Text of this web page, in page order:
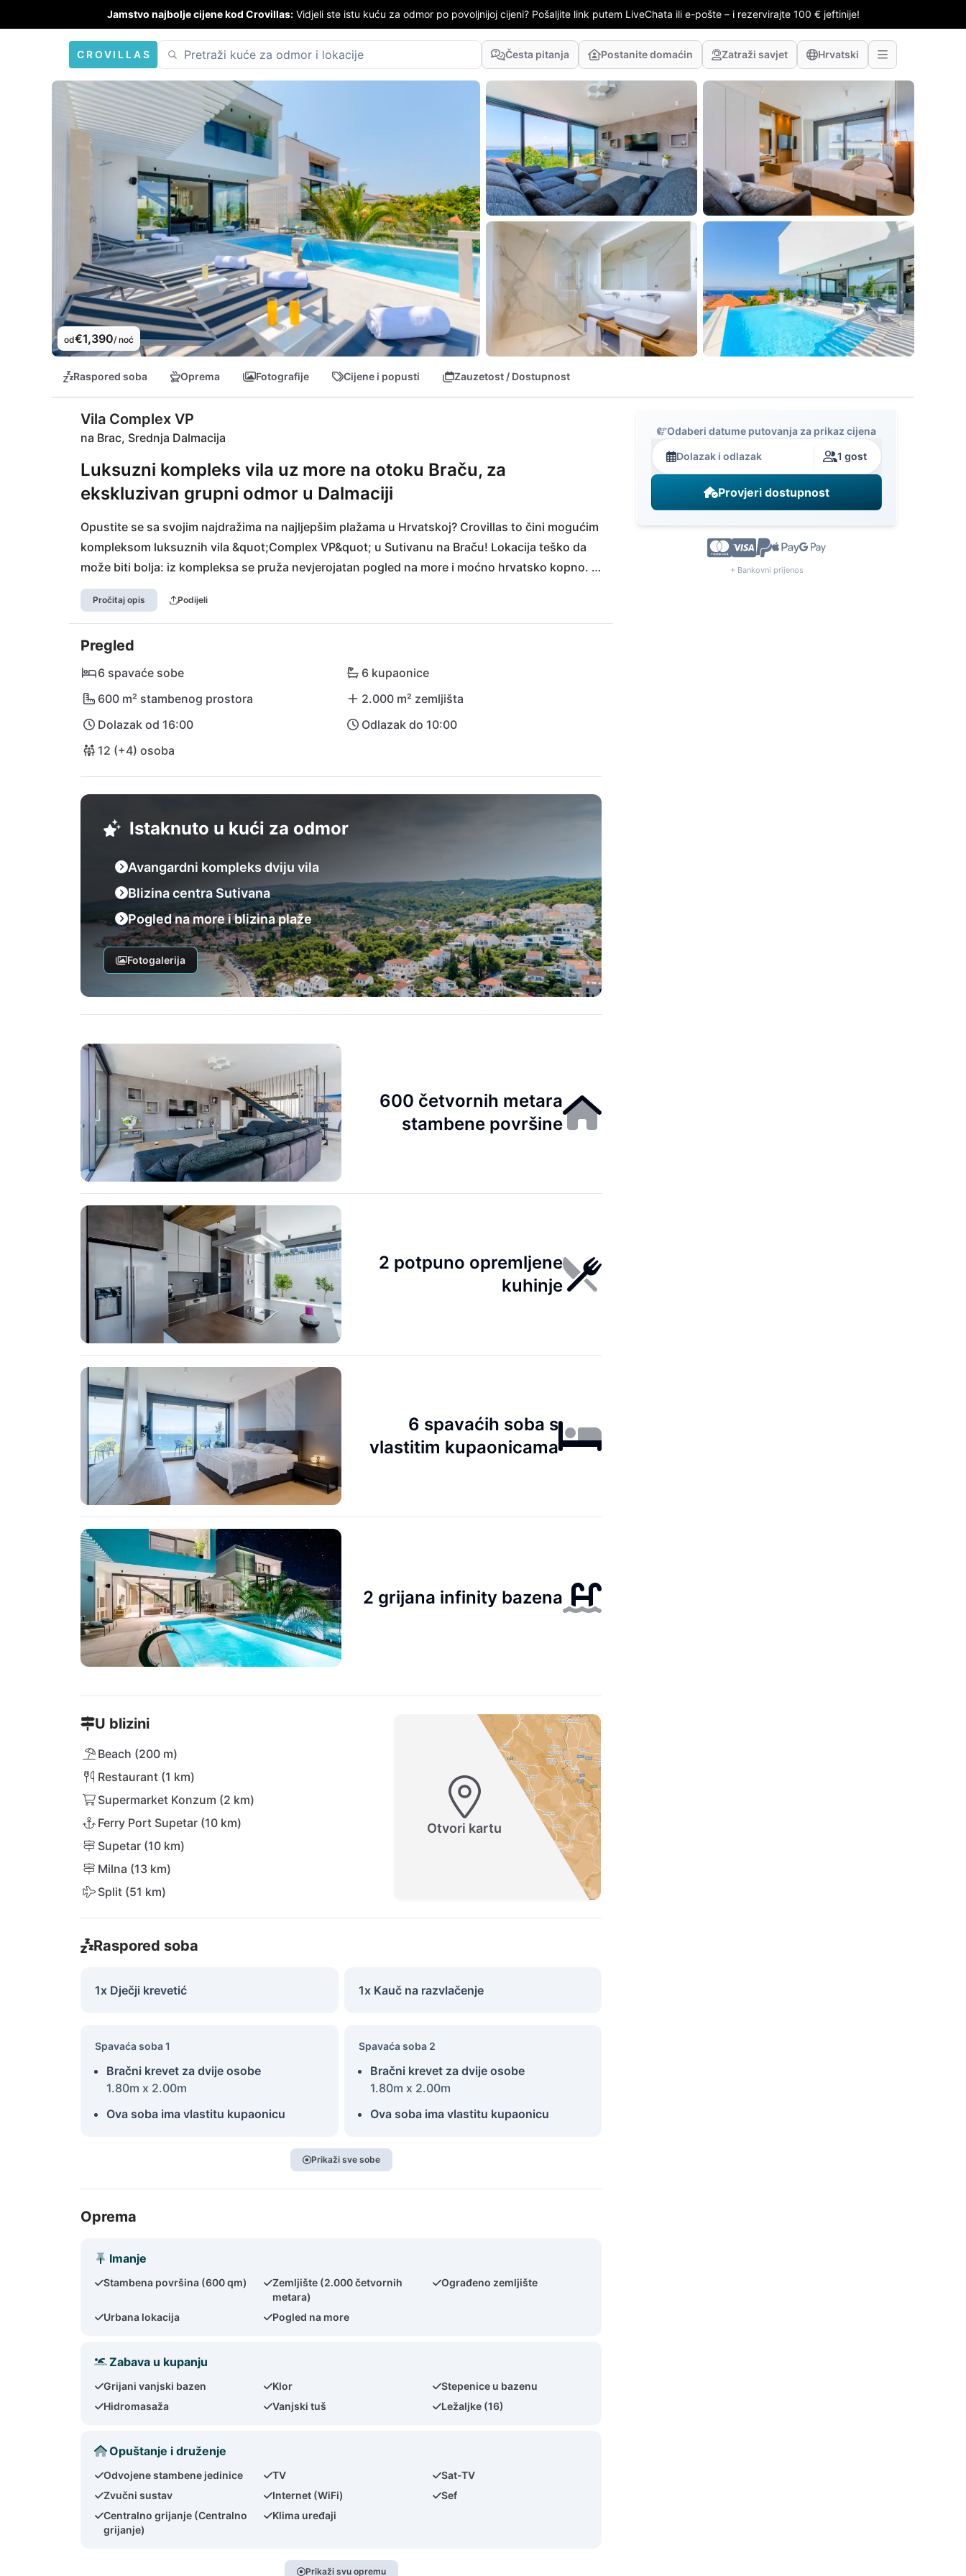
Jamstvo najbolje cijene kod Crovillas: Vidjeli ste istu kuću za odmor po povoljnijoj cijeni? Pošaljite link putem LiveChata ili e-pošte – i rezervirajte 100 € jeftinije!
CROVILLAS Česta pitanja Postanite domaćin Zatraži savjet Hrvatski
od€1,390/ noć
Raspored soba Oprema Fotografije Cijene i popusti Zauzetost / Dostupnost
Vila Complex VP
na Brac, Srednja Dalmacija
Luksuzni kompleks vila uz more na otoku Braču, za
ekskluzivan grupni odmor u Dalmaciji
Opustite se sa svojim najdražima na najljepšim plažama u Hrvatskoj? Crovillas to čini mogućim
kompleksom luksuznih vila &quot;Complex VP&quot; u Sutivanu na Braču! Lokacija teško da
može biti bolja: iz kompleksa se pruža nevjerojatan pogled na more i moćno hrvatsko kopno.
Unutar pješačke udaljenosti ne samo da možete doći do prekrasnih otočkih plaža, već i do svih
drugih potrepština kao što su restorani, barovi, supermarketi ili živahno središte Sutivana. Na
otok možete doći trajektom iz Splita, a najbliža međunarodna zračna luka na kopnu udaljena je
nešto više od sat vremena.
Pročitaj opis Podijeli
Pregled
6 spavaće sobe
6 kupaonice
600 m² stambenog prostora
2.000 m² zemljišta
Dolazak od 16:00
Odlazak do 10:00
12 (+4) osoba
Istaknuto u kući za odmor
Avangardni kompleks dviju vila
Blizina centra Sutivana
Pogled na more i blizina plaže
Fotogalerija
600 četvornih metara
stambene površine
2 potpuno opremljene
kuhinje
6 spavaćih soba s
vlastitim kupaonicama
2 grijana infinity bazena
U blizini
Beach (200 m)
Restaurant (1 km)
Supermarket Konzum (2 km)
Ferry Port Supetar (10 km)
Supetar (10 km)
Milna (13 km)
Split (51 km)
Otvori kartu
Raspored soba
1x Dječji krevetić 1x Kauč na razvlačenje
Spavaća soba 1
Bračni krevet za dvije osobe
1.80m x 2.00m
Ova soba ima vlastitu kupaonicu
Spavaća soba 2
Bračni krevet za dvije osobe
1.80m x 2.00m
Ova soba ima vlastitu kupaonicu
Prikaži sve sobe
Oprema
Imanje
Stambena površina (600 qm)
Zemljište (2.000 četvornih
metara)
Ograđeno zemljište
Urbana lokacija Pogled na more
Zabava u kupanju
Grijani vanjski bazen Klor
Stepenice u bazenu
Hidromasaža
Vanjski tuš Ležaljke (16)
Opuštanje i druženje
Odvojene stambene jedinice TV
Sat-TV
Zvučni sustav
Internet (WiFi)
Sef
Centralno grijanje (Centralno
grijanje)
Klima uređaji
Prikaži svu opremu
Odaberi datume putovanja za prikaz cijena
Dolazak i odlazak 1 gost
Provjeri dostupnost
+ Bankovni prijenos